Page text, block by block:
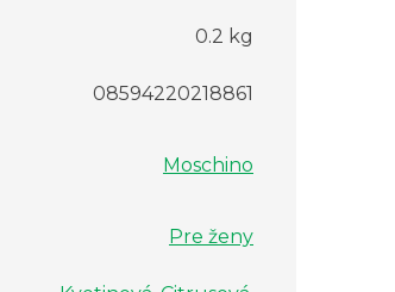
0.2 kg
08594220218861
Moschino
Pre ženy